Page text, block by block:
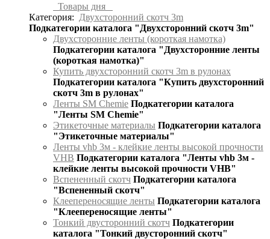
Товары дня
Категория:
Двухсторонний скотч 3m
Подкатегории каталога "Двухсторонний скотч 3m"
Двухсторонние ленты (короткая намотка)
Подкатегории каталога "Двухсторонние ленты
(короткая намотка)"
Купить двухсторонний скотч 3m в рулонах
Подкатегории каталога "Купить двухсторонний
скотч 3m в рулонах"
Ленты SM Chemie Подкатегории каталога
"Ленты SM Chemie"
Этикеточные материалы Подкатегории каталога
"Этикеточные материалы"
Ленты vhb 3м - клейкие ленты высокой прочности
VHB Подкатегории каталога "Ленты vhb 3м -
клейкие ленты высокой прочности VHB"
Вспененный скотч Подкатегории каталога
"Вспененный скотч"
Клеепереносящие ленты Подкатегории каталога
"Клеепереносящие ленты"
Тонкий двусторонний скотч Подкатегории
каталога "Тонкий двусторонний скотч"